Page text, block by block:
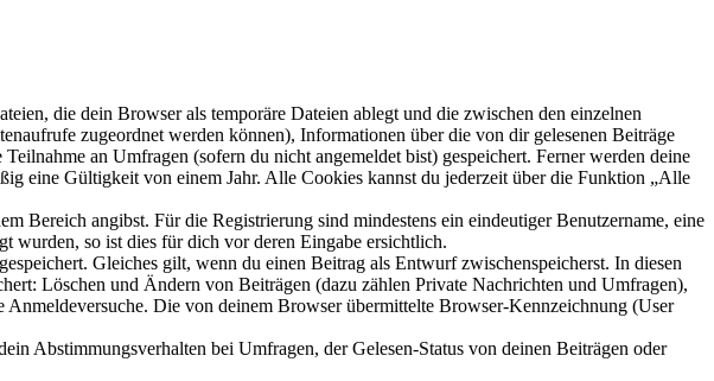
die dein Browser als temporäre Dateien ablegt und die zwischen den einzelnen
zugeordnet werden können), Informationen über die von dir gelesenen Beiträge
an Umfragen (sofern du nicht angemeldet bist) gespeichert. Ferner werden deine
eine Gültigkeit von einem Jahr. Alle Cookies kannst du jederzeit über die Funktion „Alle
Bereich angibst. Für die Registrierung sind mindestens ein eindeutiger Benutzername, eine
wurden, so ist dies für dich vor deren Eingabe ersichtlich.
Gleiches gilt, wenn du einen Beitrag als Entwurf zwischenspeicherst. In diesen
Löschen und Ändern von Beiträgen (dazu zählen Private Nachrichten und Umfragen),
Die von deinem Browser übermittelte Browser-Kennzeichnung (User
Abstimmungsverhalten bei Umfragen, der Gelesen-Status von deinen Beiträgen oder